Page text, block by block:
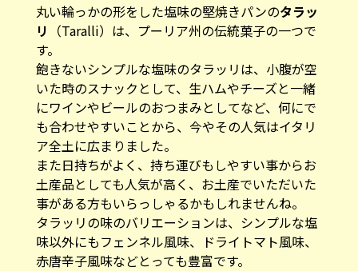
丸い輪っかの形をした塩味の堅焼きパンのタラッ
リ （Taralli）は、プーリア州の伝統菓子の一つで
す。
飽きないシンプルな塩味のタラッリは、小腹が空
いた時のスナックとして、生ハムやチーズと一緒
にワインやビールのおつまみとしてなど、何にで
も合わせやすいことから、今やその人気はイタリ
ア全土に広まりました。
また日持ちがよく、持ち運びもしやすい事からお
土産品としても人気が高く、お土産でいただいた
事がある方もいらっしゃるかもしれませんね。
タラッリの味のバリエーションは、シンプルな塩
味以外にもフェンネル風味、ドライトマト風味、
赤唐辛子風味などとっても豊富です。